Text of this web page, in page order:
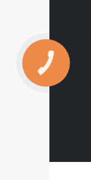
КНОПКА
ЗВ'ЯЗКУ